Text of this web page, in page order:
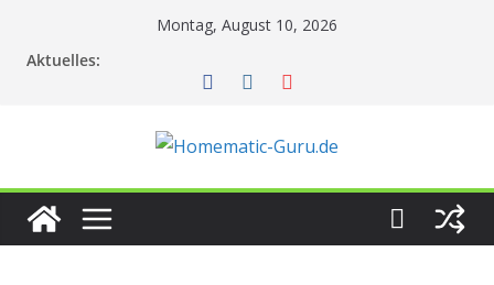
Montag, August 10, 2026
Aktuelles: